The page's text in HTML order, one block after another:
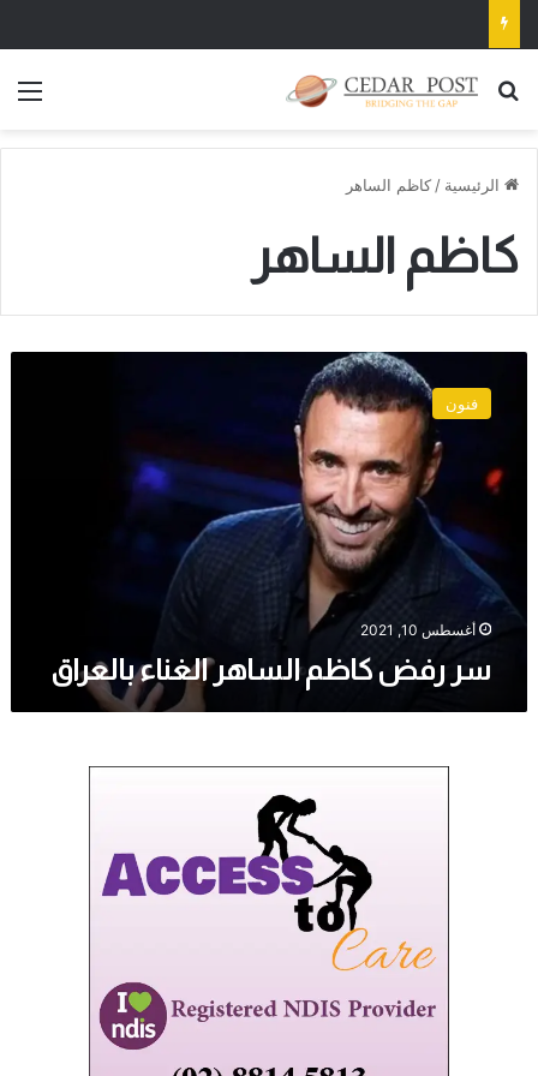
بحث عن
الرئيسية / كاظم الساهر
كاظم الساهر
الغناء
بالعراق
فنون
أغسطس 10, 2021
سر رفض كاظم الساهر الغناء بالعراق